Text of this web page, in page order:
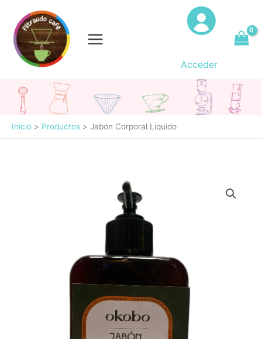
contenido
Acceder
Inicio Productos Jabón Corporal Liquido